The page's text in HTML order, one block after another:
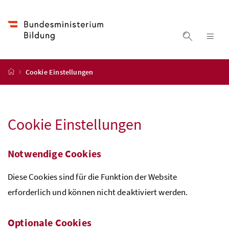
Suche
Startseite
Cookie Einstellungen
Cookie Einstellungen
Notwendige Cookies
Diese Cookies sind für die Funktion der Website
erforderlich und können nicht deaktiviert werden.
Optionale Cookies